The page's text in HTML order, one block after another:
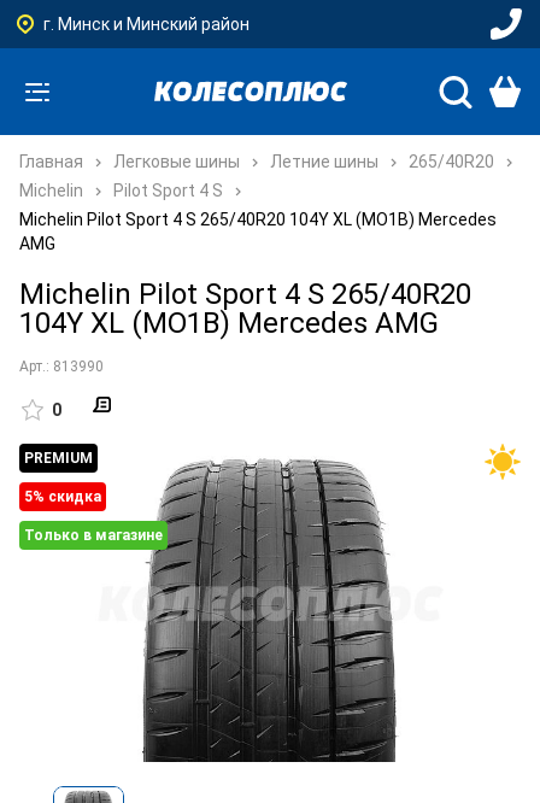
г. Минск и Минский район
Главная Легковые шины Летние шины
265/40R20
Michelin
Pilot Sport 4 S
Michelin Pilot Sport 4 S 265/40R20 104Y XL (MO1B) Mercedes
AMG
Michelin Pilot Sport 4 S 265/40R20
104Y XL (MO1B) Mercedes AMG
Арт.: 813990
0
PREMIUM
5% cкидка
Только в магазине